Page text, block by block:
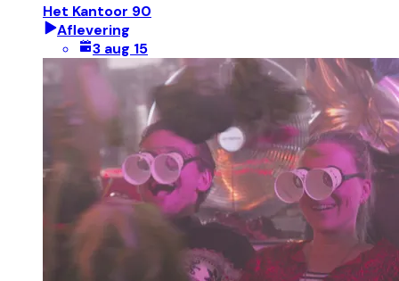
Het Kantoor 90
Aflevering
3 aug 15